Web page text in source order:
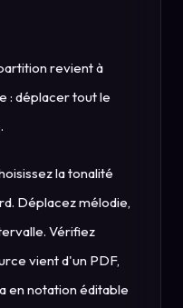
revient à
: déplacer tout le
la tonalité
Déplacez mélodie,
Vérifiez
vient d'un PDF,
en notation éditable